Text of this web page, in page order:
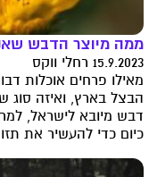
ממה מיוצר הדבש
15.9.2023 רחלי ווקס
מאילו פרחים אוכלות
הבצל בארץ, ואיזה סוג
דבש מיובא לישראל,
כיום כדי להעשיר את